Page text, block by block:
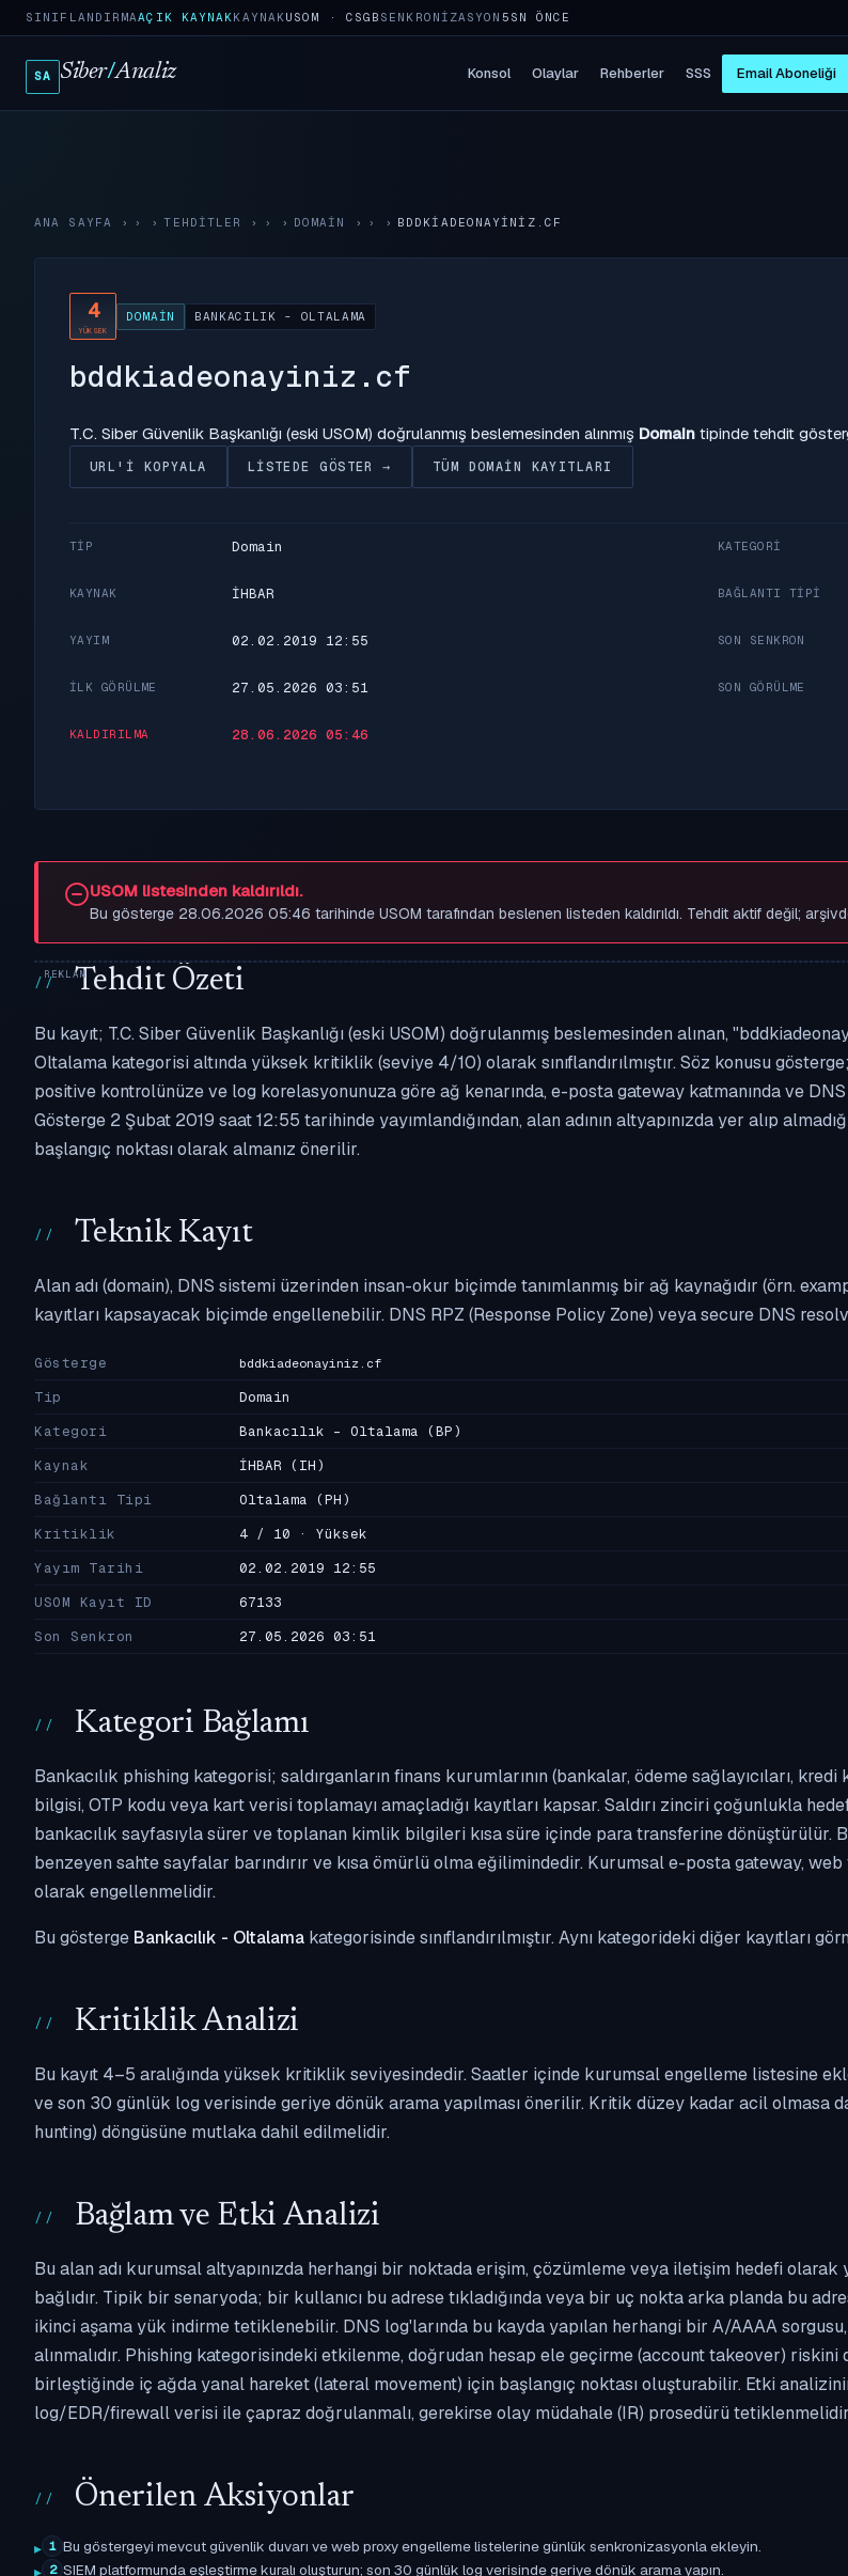
SINIFLANDIRMAAÇIK KAYNAKKAYNAKUSOM · CSGB SENKRONIZASYON 5SN ÖNCE
SA Siber/Analiz Konsol Olaylar Rehberler SSS Email Aboneliği
ANA SAYFA › TEHDITLER › DOMAIN › BDDKIADEONAYINIZ.CF
4
YÜKSEK
DOMAIN BANKACILIK - OLTALAMA
bddkiadeonayiniz.cf
T.C. Siber Güvenlik Başkanlığı (eski USOM) doğrulanmış beslemesinden alınmış Domain tipinde tehdit
URL'I KOPYALA LISTEDE GÖSTER → TÜM DOMAIN KAYITLARI
TIP Domain KATEGORI
KAYNAK İHBAR BAĞLANTI TIPI
YAYIM 02.02.2019 12:55 SON SENKRON
İLK GÖRÜLME 27.05.2026 03:51 SON GÖRÜLME
KALDIRILMA 28.06.2026 05:46
USOM listesinden kaldırıldı.
Bu gösterge 28.06.2026 05:46 tarihinde USOM tarafından beslenen listeden kaldırıldı. Tehdit aktif değil;
Tehdit Özeti
Bu kayıt; T.C. Siber Güvenlik Başkanlığı (eski USOM) doğrulanmış beslemesinden alınan,
Oltalama kategorisi altında yüksek kritiklik (seviye 4/10) olarak sınıflandırılmıştır. Söz konusu
positive kontrolünüze ve log korelasyonunuza göre ağ kenarında, e-posta gateway katmanında ve
Gösterge 2 Şubat 2019 saat 12:55 tarihinde yayımlandığından, alan adının altyapınızda yer alıp
başlangıç noktası olarak almanız önerilir.
Teknik Kayıt
Alan adı (domain), DNS sistemi üzerinden insan-okur biçimde tanımlanmış bir ağ kaynağıdır (örn.
kayıtları kapsayacak biçimde engellenebilir. DNS RPZ (Response Policy Zone) veya secure DNS
Gösterge bddkiadeonayiniz.cf
Tip
Domain
Kategori
Bankacılık - Oltalama (BP)
Kaynak
İHBAR (IH)
Bağlantı Tipi
Oltalama (PH)
Kritiklik
4 / 10 · Yüksek
Yayım Tarihi
02.02.2019 12:55
USOM Kayıt ID
67133
Son Senkron
27.05.2026 03:51
Kategori Bağlamı
Bankacılık phishing kategorisi; saldırganların finans kurumlarının (bankalar, ödeme sağlayıcıları,
bilgisi, OTP kodu veya kart verisi toplamayı amaçladığı kayıtları kapsar. Saldırı zinciri çoğunlukla
bankacılık sayfasıyla sürer ve toplanan kimlik bilgileri kısa süre içinde para transferine
benzeyen sahte sayfalar barındırır ve kısa ömürlü olma eğilimindedir. Kurumsal e-posta gateway,
olarak engellenmelidir.
Bu gösterge Bankacılık - Oltalama kategorisinde sınıflandırılmıştır. Aynı kategorideki diğer kayıtları
Kritiklik Analizi
Bu kayıt 4–5 aralığında yüksek kritiklik seviyesindedir. Saatler içinde kurumsal engelleme listesine
ve son 30 günlük log verisinde geriye dönük arama yapılması önerilir. Kritik düzey kadar acil olmasa
hunting) döngüsüne mutlaka dahil edilmelidir.
Bağlam ve Etki Analizi
Bu alan adı kurumsal altyapınızda herhangi bir noktada erişim, çözümleme veya iletişim hedefi
bağlıdır. Tipik bir senaryoda; bir kullanıcı bu adrese tıkladığında veya bir uç nokta arka planda bu
ikinci aşama yük indirme tetiklenebilir. DNS log'larında bu kayda yapılan herhangi bir A/AAAA
alınmalıdır. Phishing kategorisindeki etkilenme, doğrudan hesap ele geçirme (account takeover)
birleştiğinde iç ağda yanal hareket (lateral movement) için başlangıç noktası oluşturabilir. Etki
log/EDR/firewall verisi ile çapraz doğrulanmalı, gerekirse olay müdahale (IR) prosedürü
Önerilen Aksiyonlar
1 Bu göstergeyi mevcut güvenlik duvarı ve web proxy engelleme listelerine günlük senkronizasyonla ekleyin.
2 SIEM platformunda eşleştirme kuralı oluşturun; son 30 günlük log verisinde geriye dönük arama yapın.